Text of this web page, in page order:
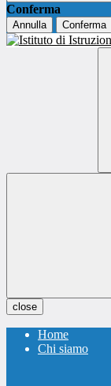
Conferma
Annulla Conferma
close
Home
Chi siamo